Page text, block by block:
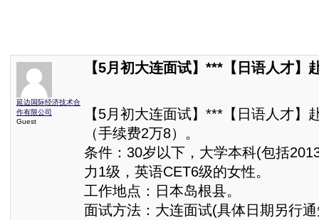
延边国际经济技术合
作有限公司
Guest
【5月初大连面试】***【日语人才】
【5月初大连面试】***【日语人才】
（手续费2万8）。
条件：30岁以下，大学本科(包括
力1级，英语CET6级的女性。
工作地点：日本岛根县。
面试方法：大连面试(具体日期另行